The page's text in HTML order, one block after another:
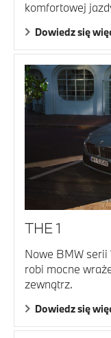
komfortowej
Dowiedz się
THE 1
Nowe BMW serii
robi mocne
zewnątrz.
Dowiedz się